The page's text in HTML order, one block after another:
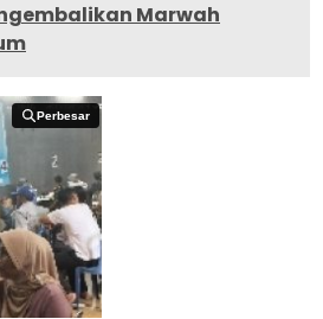
Marwah
Perbesar
Perbesar